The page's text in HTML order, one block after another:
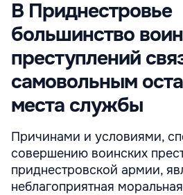
В Приднестровье
большинство
преступлений
самовольным
места службы
Причинами и условиями,
совершению воинских
приднестровской армии,
неблагоприятная